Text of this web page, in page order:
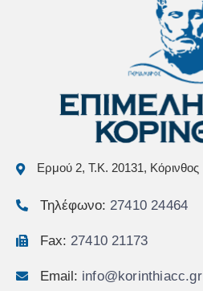
Ερμού 2, Τ.Κ. 20131, Κόρινθος
Τηλέφωνο: 27410 24464
Fax: 27410 21173
Email: info@korinthiacc.gr